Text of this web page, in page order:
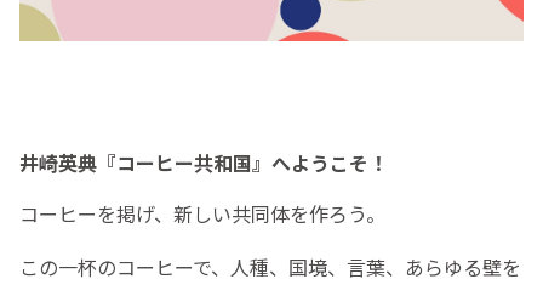
井崎英典『コーヒー共和国』へようこそ！
コーヒーを掲げ、新しい共同体を作ろう。
この一杯のコーヒーで、人種、国境、言葉、あらゆる壁を